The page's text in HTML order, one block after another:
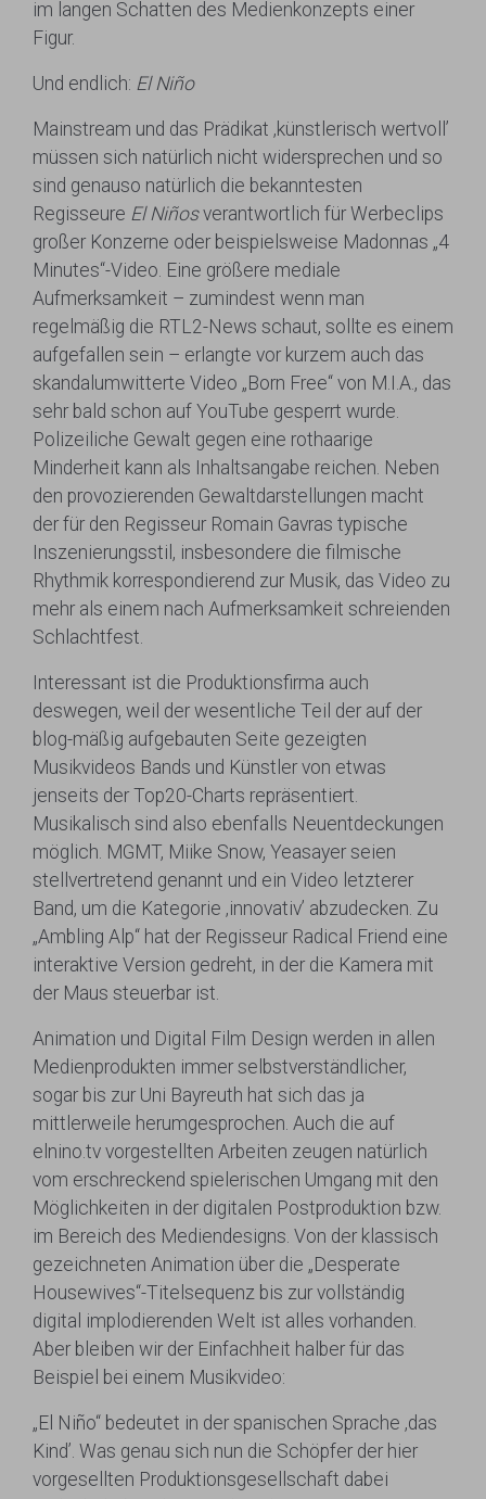
im langen Schatten des Medienkonzepts einer
Figur.
Und endlich: El Niño
Mainstream und das Prädikat ‚künstlerisch wertvoll’
müssen sich natürlich nicht widersprechen und so
sind genauso natürlich die bekanntesten
Regisseure El Niñosverantwortlich für Werbeclips
großer Konzerne oder beispielsweise Madonnas „4
Minutes“-Video. Eine größere mediale
Aufmerksamkeit – zumindest wenn man
regelmäßig die RTL2-News schaut, sollte es einem
aufgefallen sein – erlangte vor kurzem auch das
skandalumwitterte Video „Born Free“ von M.I.A., das
sehr bald schon auf YouTube gesperrt wurde.
Polizeiliche Gewalt gegen eine rothaarige
Minderheit kann als Inhaltsangabe reichen. Neben
den provozierenden Gewaltdarstellungen macht
der für den Regisseur Romain Gavras typische
Inszenierungsstil, insbesondere die filmische
Rhythmik korrespondierend zur Musik, das Video zu
mehr als einem nach Aufmerksamkeit schreienden
Schlachtfest.
Interessant ist die Produktionsfirma auch
deswegen, weil der wesentliche Teil der auf der
blog-mäßig aufgebauten Seite gezeigten
Musikvideos Bands und Künstler von etwas
jenseits der Top20-Charts repräsentiert.
Musikalisch sind also ebenfalls Neuentdeckungen
möglich. MGMT, Miike Snow, Yeasayer seien
stellvertretend genannt und ein Video letzterer
Band, um die Kategorie ‚innovativ’ abzudecken. Zu
„Ambling Alp“ hat der Regisseur Radical Friend eine
interaktive Version gedreht, in der die Kamera mit
der Maus steuerbar ist.
Animation und Digital Film Design werden in allen
Medienprodukten immer selbstverständlicher,
sogar bis zur Uni Bayreuth hat sich das ja
mittlerweile herumgesprochen. Auch die auf
elnino.tv vorgestellten Arbeiten zeugen natürlich
vom erschreckend spielerischen Umgang mit den
Möglichkeiten in der digitalen Postproduktion bzw.
im Bereich des Mediendesigns. Von der klassisch
gezeichneten Animation über die „Desperate
Housewives“-Titelsequenz bis zur vollständig
digital implodierenden Welt ist alles vorhanden.
Aber bleiben wir der Einfachheit halber für das
Beispiel bei einem Musikvideo:
„El Niño“ bedeutet in der spanischen Sprache ‚das
Kind’. Was genau sich nun die Schöpfer der hier
vorgesellten Produktionsgesellschaft dabei